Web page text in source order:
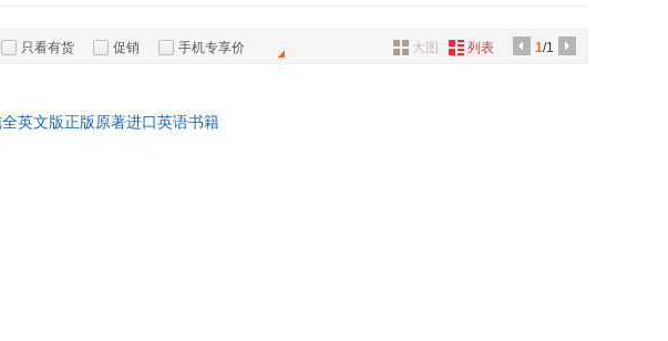
家居日用
服装
只看有货 促销 手机专享价 1/1
大图 列表
英文版正版原著进口英语书籍